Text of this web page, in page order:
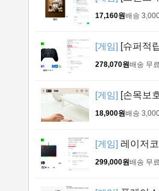
17,160원배송
[게임] [슈퍼적
278,070원배송 무
[게임] [손목보
18,900원배송
[게임] 레이저
299,000원배송 무